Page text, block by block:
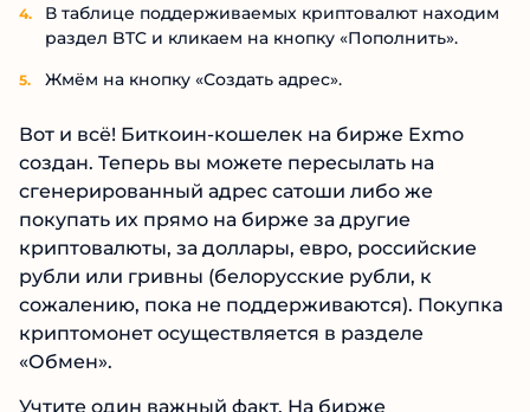
В таблице поддерживаемых криптовалют находим
раздел BTC и кликаем на кнопку «Пополнить».
Жмём на кнопку «Создать адрес».
Вот и всё! Биткоин-кошелек на бирже Exmo
создан. Теперь вы можете пересылать на
сгенерированный адрес сатоши либо же
покупать их прямо на бирже за другие
криптовалюты, за доллары, евро, российские
рубли или гривны (белорусские рубли, к
сожалению, пока не поддерживаются). Покупка
криптомонет осуществляется в разделе
«Обмен».
Учтите один важный факт. На бирже